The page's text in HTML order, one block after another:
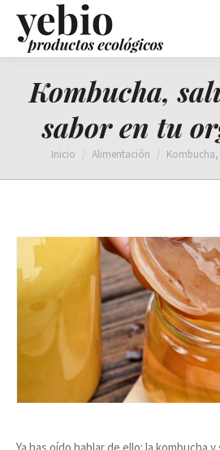
Kombucha,
sabor en tu
Estás aquí:
Inicio Alimentación